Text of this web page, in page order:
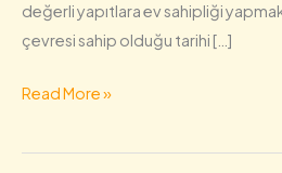
değerli yapıtlara ev sahipliği
çevresi sahip olduğu tarihi […]
Read More »